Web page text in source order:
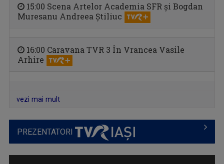
ETNIC NEWS
Emisiune care explorează bogăția ...
15:00 Scena Artelor Academia SFR și Bogdan
Muresanu Andreea Știliuc
16:00 Caravana TVR 3 În Vrancea Vasile
Arhire
vezi mai mult
PREZENTATORI